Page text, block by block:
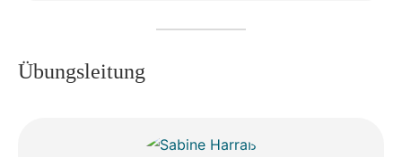
Übungsleitung